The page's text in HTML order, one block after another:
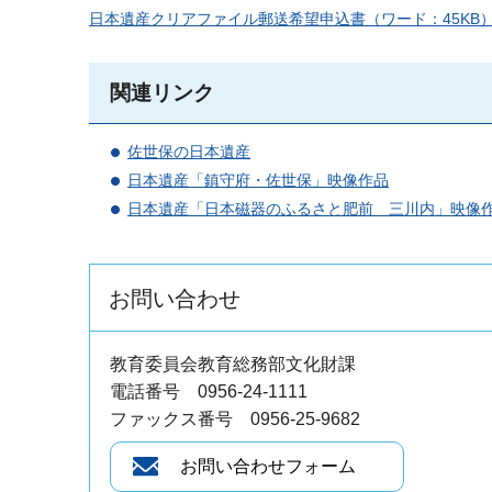
日本遺産クリアファイル郵送希望申込書（ワード：45KB
関連リンク
佐世保の日本遺産
日本遺産「鎮守府・佐世保」映像作品
日本遺産「日本磁器のふるさと肥前＿三川内」映像
お問い合わせ
教育委員会教育総務部文化財課
電話番号 0956-24-1111
ファックス番号 0956-25-9682